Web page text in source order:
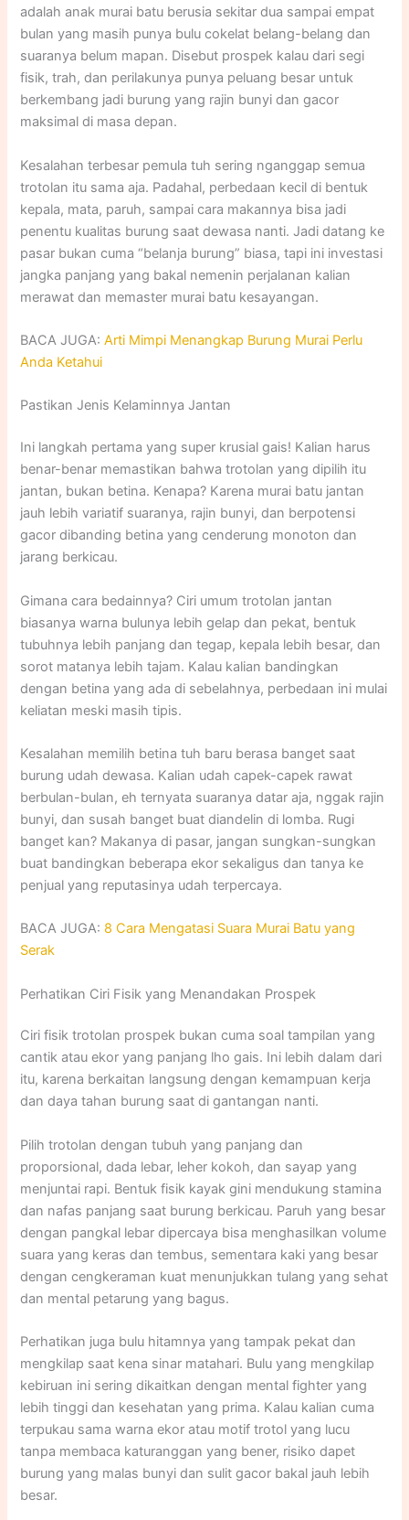
adalah anak murai batu berusia sekitar dua sampai empat
bulan yang masih punya bulu cokelat belang-belang dan
suaranya belum mapan. Disebut prospek kalau dari segi
fisik, trah, dan perilakunya punya peluang besar untuk
berkembang jadi burung yang rajin bunyi dan gacor
maksimal di masa depan.
Kesalahan terbesar pemula tuh sering nganggap semua
trotolan itu sama aja. Padahal, perbedaan kecil di bentuk
kepala, mata, paruh, sampai cara makannya bisa jadi
penentu kualitas burung saat dewasa nanti. Jadi datang ke
pasar bukan cuma “belanja burung” biasa, tapi ini investasi
jangka panjang yang bakal nemenin perjalanan kalian
merawat dan memaster murai batu kesayangan.
BACA JUGA:Arti Mimpi Menangkap Burung Murai Perlu
Anda Ketahui
Pastikan Jenis Kelaminnya Jantan
Ini langkah pertama yang super krusial gais! Kalian harus
benar-benar memastikan bahwa trotolan yang dipilih itu
jantan, bukan betina. Kenapa? Karena murai batu jantan
jauh lebih variatif suaranya, rajin bunyi, dan berpotensi
gacor dibanding betina yang cenderung monoton dan
jarang berkicau.
Gimana cara bedainnya? Ciri umum trotolan jantan
biasanya warna bulunya lebih gelap dan pekat, bentuk
tubuhnya lebih panjang dan tegap, kepala lebih besar, dan
sorot matanya lebih tajam. Kalau kalian bandingkan
dengan betina yang ada di sebelahnya, perbedaan ini mulai
keliatan meski masih tipis.
Kesalahan memilih betina tuh baru berasa banget saat
burung udah dewasa. Kalian udah capek-capek rawat
berbulan-bulan, eh ternyata suaranya datar aja, nggak rajin
bunyi, dan susah banget buat diandelin di lomba. Rugi
banget kan? Makanya di pasar, jangan sungkan-sungkan
buat bandingkan beberapa ekor sekaligus dan tanya ke
penjual yang reputasinya udah terpercaya.
BACA JUGA: 8 Cara Mengatasi Suara Murai Batu yang
Serak
Perhatikan Ciri Fisik yang Menandakan Prospek
Ciri fisik trotolan prospek bukan cuma soal tampilan yang
cantik atau ekor yang panjang lho gais. Ini lebih dalam dari
itu, karena berkaitan langsung dengan kemampuan kerja
dan daya tahan burung saat di gantangan nanti.
Pilih trotolan dengan tubuh yang panjang dan
proporsional, dada lebar, leher kokoh, dan sayap yang
menjuntai rapi. Bentuk fisik kayak gini mendukung stamina
dan nafas panjang saat burung berkicau. Paruh yang besar
dengan pangkal lebar dipercaya bisa menghasilkan volume
suara yang keras dan tembus, sementara kaki yang besar
dengan cengkeraman kuat menunjukkan tulang yang sehat
dan mental petarung yang bagus.
Perhatikan juga bulu hitamnya yang tampak pekat dan
mengkilap saat kena sinar matahari. Bulu yang mengkilap
kebiruan ini sering dikaitkan dengan mental fighter yang
lebih tinggi dan kesehatan yang prima. Kalau kalian cuma
terpukau sama warna ekor atau motif trotol yang lucu
tanpa membaca katuranggan yang bener, risiko dapet
burung yang malas bunyi dan sulit gacor bakal jauh lebih
besar.